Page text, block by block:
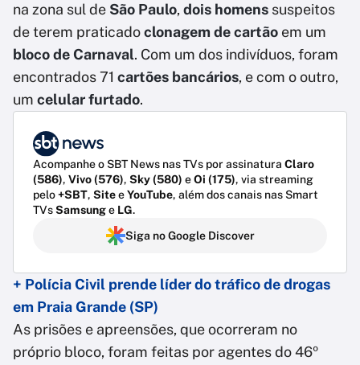
na zona sul de São Paulo, dois homens suspeitos
de terem praticadoclonagem de cartão em um
bloco de Carnaval. Com um dos indivíduos, foram
encontrados 71 cartões bancários, e com o outro,
um celular furtado.
Acompanhe o SBT News nas TVs por assinatura Claro
(586), Vivo (576), Sky (580) eOi (175), via streaming
pelo+SBT, SiteeYouTube, além dos canais nas Smart
TVsSamsunge LG.
Siga no Google Discover
+ Polícia Civil prende líder do tráfico de drogas
em Praia Grande (SP)
As prisões e apreensões, que ocorreram no
próprio bloco, foram feitas por agentes do 46º